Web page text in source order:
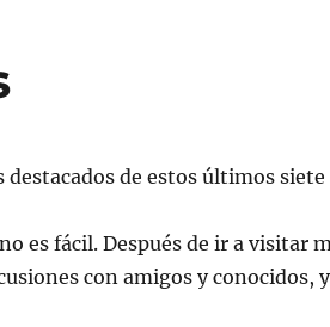
de estos últimos siete
es fácil. Después de ir a visitar
con amigos y conocidos,